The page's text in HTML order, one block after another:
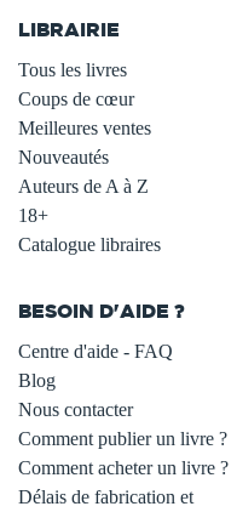
LIBRAIRIE
Tous les livres
Coups de cœur
Meilleures ventes
Nouveautés
Auteurs de A à Z
18+
Catalogue libraires
BESOIN D'AIDE ?
Centre d'aide - FAQ
Blog
Nous contacter
Comment publier un livre ?
Comment acheter un livre ?
Délais de fabrication et